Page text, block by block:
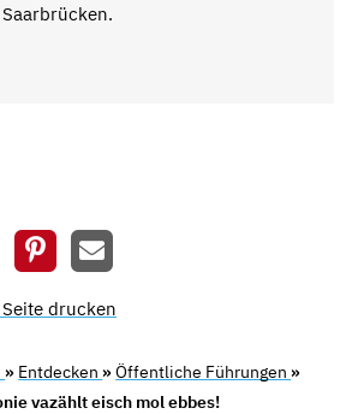
Seite drucken
» Entdecken »Öffentliche Führungen »
vazählt eisch mol ebbes!